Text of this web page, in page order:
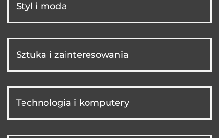
Styl i moda
Sztuka i zainteresowania
Technologia i komputery